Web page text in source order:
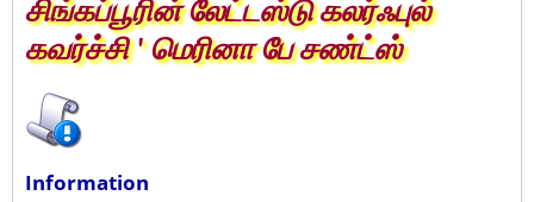
சிங்கப்பூரின் லேட்டஸ்டு கலர்ஃபுல்
கவர்ச்சி ' மெரினா பே சண்ட்ஸ்
Information